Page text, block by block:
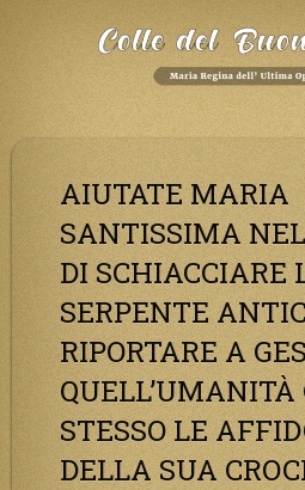
AIUTATE MARIA
SANTISSIMA
DI SCHIACCIARE
SERPENTE
RIPORTARE A
QUELL’UMANITÀ
STESSO LE
DELLA SUA